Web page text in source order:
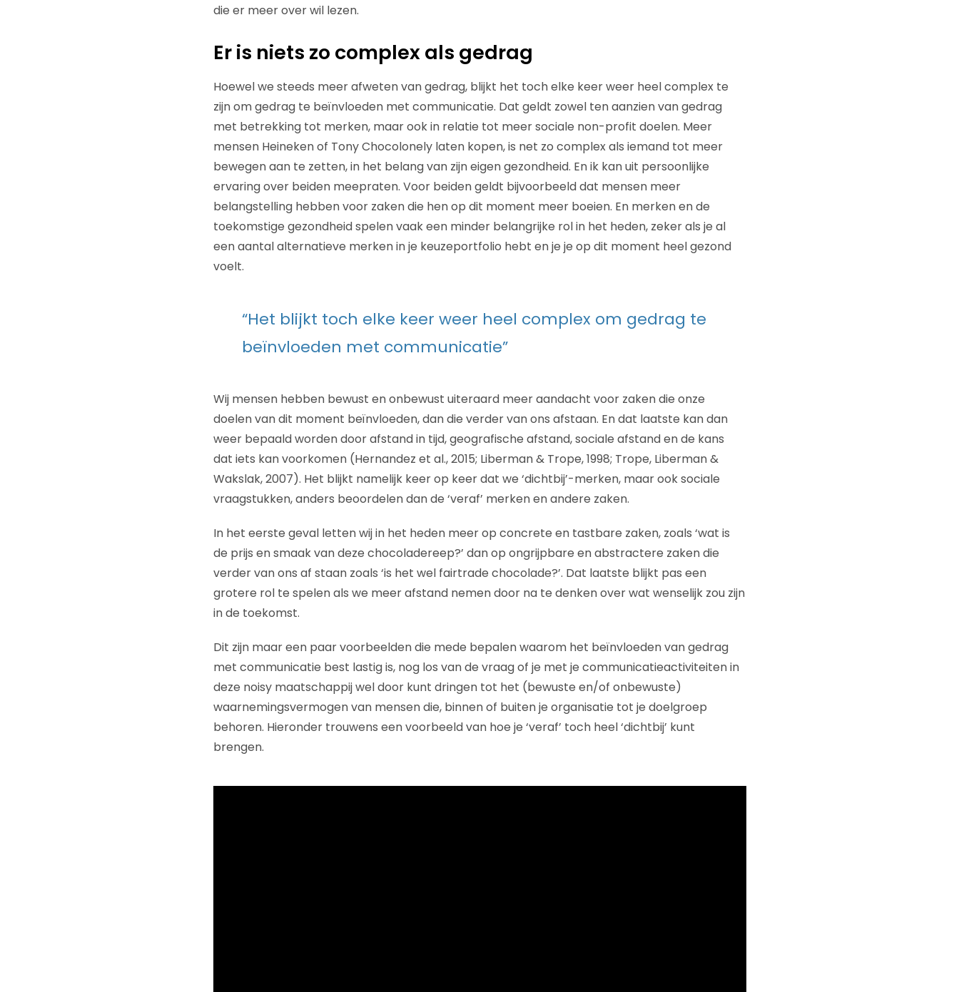
die er meer over wil lezen.
Er is niets zo complex als gedrag
Hoewel we steeds meer afweten van gedrag, blijkt het toch elke keer weer heel complex te
zijn om gedrag te beïnvloeden met communicatie. Dat geldt zowel ten aanzien van gedrag
met betrekking tot merken, maar ook in relatie tot meer sociale non-profit doelen. Meer
mensen Heineken of Tony Chocolonely laten kopen, is net zo complex als iemand tot meer
bewegen aan te zetten, in het belang van zijn eigen gezondheid. En ik kan uit persoonlijke
ervaring over beiden meepraten. Voor beiden geldt bijvoorbeeld dat mensen meer
belangstelling hebben voor zaken die hen op dit moment meer boeien. En merken en de
toekomstige gezondheid spelen vaak een minder belangrijke rol in het heden, zeker als je al
een aantal alternatieve merken in je keuzeportfolio hebt en je je op dit moment heel gezond
voelt.
“Het blijkt toch elke keer weer heel complex om gedrag te
beïnvloeden met communicatie”
Wij mensen hebben bewust en onbewust uiteraard meer aandacht voor zaken die onze
doelen van dit moment beïnvloeden, dan die verder van ons afstaan. En dat laatste kan dan
weer bepaald worden door afstand in tijd, geografische afstand, sociale afstand en de kans
dat iets kan voorkomen (Hernandez et al., 2015; Liberman & Trope, 1998; Trope, Liberman &
Wakslak, 2007). Het blijkt namelijk keer op keer dat we ‘dichtbij’-merken, maar ook sociale
vraagstukken, anders beoordelen dan de ‘veraf’ merken en andere zaken.
In het eerste geval letten wij in het heden meer op concrete en tastbare zaken, zoals ‘wat is
de prijs en smaak van deze chocoladereep?’ dan op ongrijpbare en abstractere zaken die
verder van ons af staan zoals ‘is het wel fairtrade chocolade?’. Dat laatste blijkt pas een
grotere rol te spelen als we meer afstand nemen door na te denken over wat wenselijk zou zijn
in de toekomst.
Dit zijn maar een paar voorbeelden die mede bepalen waarom het beïnvloeden van gedrag
met communicatie best lastig is, nog los van de vraag of je met je communicatieactiviteiten in
deze noisy maatschappij wel door kunt dringen tot het (bewuste en/of onbewuste)
waarnemingsvermogen van mensen die, binnen of buiten je organisatie tot je doelgroep
behoren. Hieronder trouwens een voorbeeld van hoe je ‘veraf’ toch heel ‘dichtbij’ kunt
brengen.